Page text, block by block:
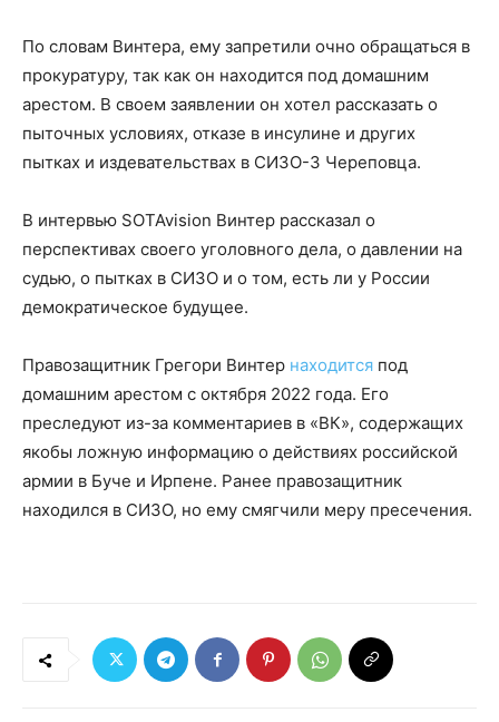
По словам Винтера, ему запретили очно обращаться в
прокуратуру, так как он находится под домашним
арестом. В своем заявлении он хотел рассказать о
пыточных условиях, отказе в инсулине и других
пытках и издевательствах в СИЗО-3 Череповца.
В интервью SOTAvision Винтер рассказал о
перспективах своего уголовного дела, о давлении на
судью, о пытках в СИЗО и о том, есть ли у России
демократическое будущее.
Правозащитник Грегори Винтер находится под
домашним арестом с октября 2022 года. Его
преследуют из-за комментариев в «ВК», содержащих
якобы ложную информацию о действиях российской
армии в Буче и Ирпене. Ранее правозащитник
находился в СИЗО, но ему смягчили меру пресечения.